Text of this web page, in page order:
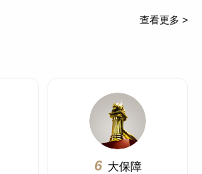
查看更多 >
6 大保障